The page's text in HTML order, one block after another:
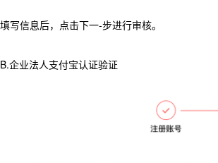
填写信息后，点击下一-步进行审核。
B.企业法人支付宝认证验证